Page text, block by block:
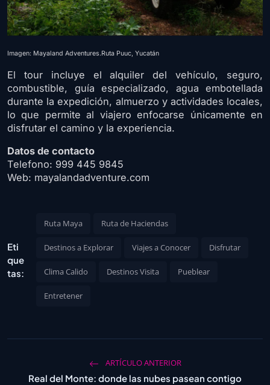
Imagen: Mayaland Adventures.Ruta Puuc, Yucatán
El tour incluye el alquiler del vehículo, seguro,
combustible, guía especializado, agua embotellada
durante la expedición, almuerzo y actividades locales,
lo que permite al viajero enfocarse únicamente en
disfrutar el camino y la experiencia.
Datos de contacto
Telefono: 999 445 9845
Web: mayalandadventure.com
Eti
que
tas:
Ruta Maya Ruta de Haciendas
Destinos a Explorar Viajes a Conocer Disfrutar
Clima Calido Destinos Visita Pueblear
Entretener
ARTÍCULO ANTERIOR
Real del Monte: donde las nubes pasean contigo